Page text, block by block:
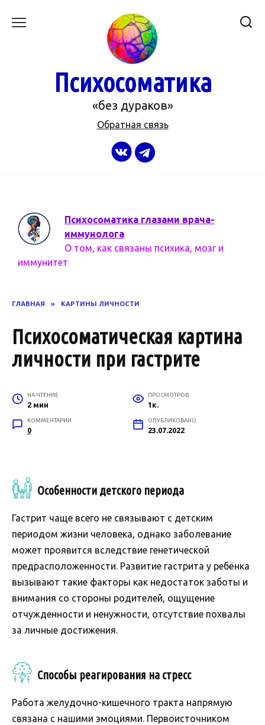
Психосоматика
«без дураков»
Обратная связь
Психосоматика глазами врача-
иммунолога
О том, как связаны психика, мозг и
иммунитет
ГЛАВНАЯ » КАРТИНЫ ЛИЧНОСТИ
Психосоматическая картина
личности при гастрите
НА ЧТЕНИЕ
2 мин
ПРОСМОТРОВ
1к.
КОММЕНТАРИИ
0
ОПУБЛИКОВАНО
23.07.2022
Особенности детского периода
Гастрит чаще всего не связывают с детским
периодом жизни человека, однако заболевание
может проявится вследствие генетической
предрасположенности. Развитие гастрита у ребёнка
вызывают такие факторы как недостаток заботы и
внимания со стороны родителей, ощущение
отчужденности и ненужности, отсутствие похвалы
за личные достижения.
Способы реагирования на стресс
Работа желудочно-кишечного тракта напрямую
связана с нашими эмоциями. Первоисточником